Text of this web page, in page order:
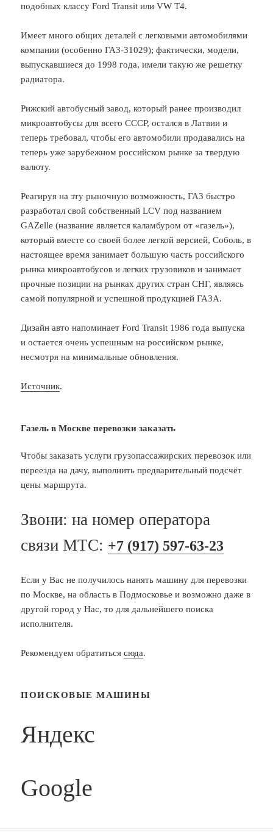
подобных классу Ford Transit или VW T4.
Имеет много общих деталей с легковыми автомобилями
компании (особенно ГАЗ-31029); фактически, модели,
выпускавшиеся до 1998 года, имели такую же решетку
радиатора.
Рижский автобусный завод, который ранее производил
микроавтобусы для всего СССР, остался в Латвии и
теперь требовал, чтобы его автомобили продавались на
теперь уже зарубежном российском рынке за твердую
валюту.
Реагируя на эту рыночную возможность, ГАЗ быстро
разработал свой собственный LCV под названием
GAZelle (название является каламбуром от «газель»),
который вместе со своей более легкой версией, Соболь, в
настоящее время занимает большую часть российского
рынка микроавтобусов и легких грузовиков и занимает
прочные позиции на рынках других стран СНГ, являясь
самой популярной и успешной продукцией ГАЗА.
Дизайн авто напоминает Ford Transit 1986 года выпуска
и остается очень успешным на российском рынке,
несмотря на минимальные обновления.
Источник.
Газель в Москве перевозки заказать
Чтобы заказать услуги грузопассажирских перевозок или
переезда на дачу, выполнить предварительный подсчёт
цены маршрута.
Звони: на номер оператора
связи МТС: +7 (917) 597-63-23
Если у Вас не получилось нанять машину для перевозки
по Москве, на область в Подмосковье и возможно даже в
другой город у Нас, то для дальнейшего поиска
исполнителя.
Рекомендуем обратитьсясюда.
ПОИСКОВЫЕ МАШИНЫ
Яндекс
Google